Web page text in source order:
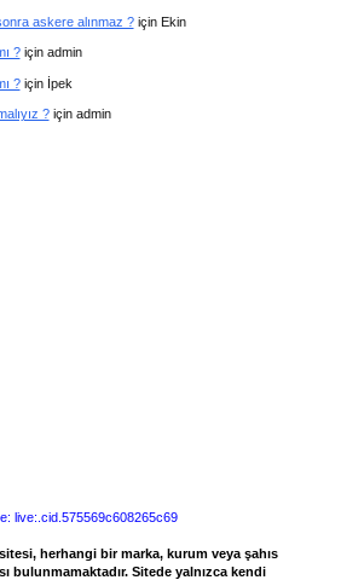
askere alınmaz ?için Ekin
?için admin
?için İpek
?için admin
live:.cid.575569c608265c69
herhangi bir marka, kurum veya şahıs
bulunmamaktadır. Sitede yalnızca kendi